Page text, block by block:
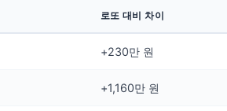
로또 대비 차이
+230만 원
+1,160만 원